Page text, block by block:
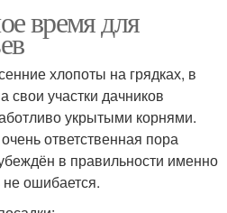
время для
хлопоты на грядках, в
свои участки дачников
укрытыми корнями.
ответственная пора
в правильности именно
ошибается.